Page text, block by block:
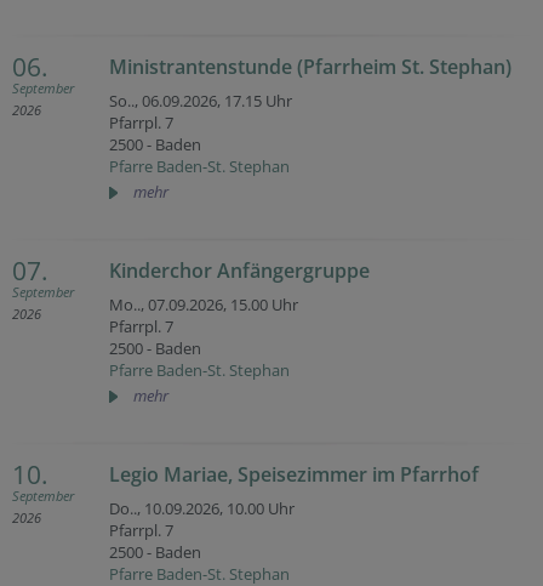
06.
September
2026
Ministrantenstunde (Pfarrheim St. Stephan)
So.., 06.09.2026, 17.15 Uhr
Pfarrpl. 7
2500 - Baden
Pfarre Baden-St. Stephan
mehr
07.
September
2026
Kinderchor Anfängergruppe
Mo.., 07.09.2026, 15.00 Uhr
Pfarrpl. 7
2500 - Baden
Pfarre Baden-St. Stephan
mehr
10.
September
2026
Legio Mariae, Speisezimmer im Pfarrhof
Do.., 10.09.2026, 10.00 Uhr
Pfarrpl. 7
2500 - Baden
Pfarre Baden-St. Stephan